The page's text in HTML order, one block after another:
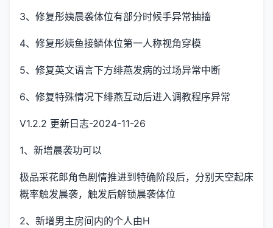
3、修复彤姨晨袭体位有部分时候手异常抽搐
4、修复彤姨鱼接鳞体位第一人称视角穿模
5、修复英文语言下方绯燕发病的过场异常中断
6、修复特殊情况下绯燕互动后进入调教程序异常
V1.2.2 更新日志-2024-11-26
1、新增晨袭功可以
极品采花郎角色剧情推进到特确阶段后，分别天空起床
概率触发晨袭，触发后解锁晨袭体位
2、新增男主房间内的个人由H